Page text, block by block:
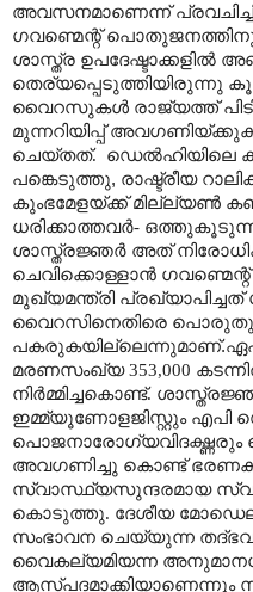
അവസനമാണെന്ന്
ഗവണ്മെന്റ്
ശാസ്ത്ര ഉപദേഷ്ടാക്കളിൽ
തെര്യപ്പെടുത്തിയിരുന്നു
വൈറസുകൾ രാജ്യത്ത്
മുന്നറിയിപ്പ്
ചെയ്തത്. ഡെൽഹിയിലെ
പങ്കെടുത്തു, രാഷ്ട്രീയ
കുംഭമേളയ്ക്ക് മില്ല്യൺ
ധരിക്കാത്തവർ-
ശാസ്ത്രജ്ഞർ അത്
ചെവിക്കൊള്ളാൻ
മുഖ്യമന്ത്രി
വൈറസിനെതിരെ
പകരുകയില്ലെന്നുമാണ്.
മരണസംഖ്യ 353,000
നിർമ്മിച്ചകൊണ്ട്.
ഇമ്മ്യൂണോളജിസ്റ്റും എപി
അവഗണിച്ചു കൊണ്ട്
സ്വാസ്ഥ്യസുന്ദരമായ
കൊടുത്തു. ദേശീയ
സംഭാവന ചെയ്യുന്ന
വൈകല്യമിയന്ന
ആസ്പദമാക്കിയാണെന്നും